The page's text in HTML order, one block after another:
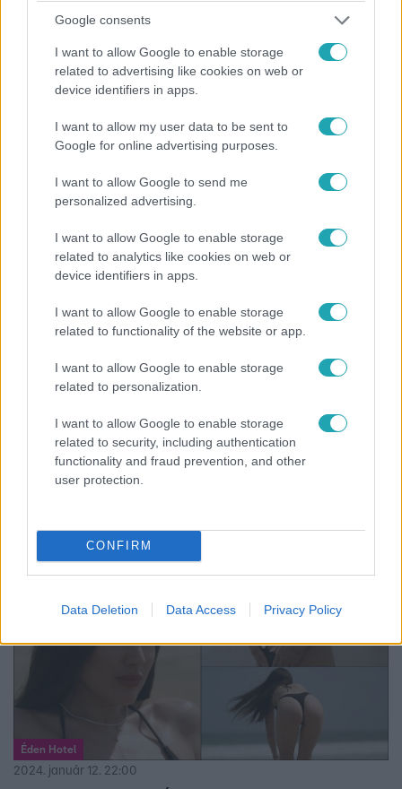
Google consents
I want to allow Google to enable storage
related to advertising like cookies on web or
device identifiers in apps.
I want to allow my user data to be sent to
Google for online advertising purposes.
I want to allow Google to send me
personalized advertising.
I want to allow Google to enable storage
related to analytics like cookies on web or
device identifiers in apps.
I want to allow Google to enable storage
related to functionality of the website or app.
I want to allow Google to enable storage
related to personalization.
I want to allow Google to enable storage
related to security, including authentication
functionality and fraud prevention, and other
user protection.
CONFIRM
Data Deletion Data Access Privacy Policy
kihasználva elbizonytalanítja a srácot. Zsófi eközben
Arni és Szani túlságosan egymásra hangolódnak – a
féltékenysége miatt úgy érzi, képtelen egy légtérben
maradni a párossal. Később még nagyobb sokk éri, amikor
szembe kell néznie a szabályszegése következményével,
este pedig ismét feltárult Pandora Szelencéje, ami a
Éden Hotel játékosainak.
Éden Hotel
2024. január 15. 22:20
Balázs Adrival, Kendy Jázminnal mélyíti el
kapcsolatát a takaró alatt
ágyban alszik az új játékossal, Adrival. De Kendy és
Jázmin sem unatkozik éjszaka a takaró alatt, Balázs pedig
szövetséget köt Szanival és Arnival. Kedd este folytatódik
Éden Hotel
2024. január 12. 22:00